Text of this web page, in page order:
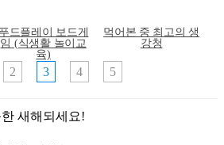
푸드플레이 보드게
임 (식생활 놀이교
육)
먹어본 중 최고의 생
강청
2 3 4 5
새해되세요!